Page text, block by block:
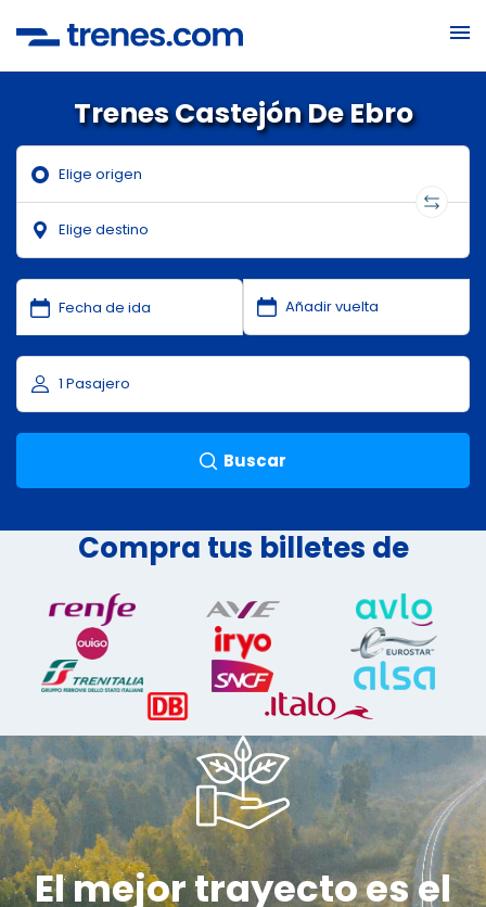
Trenes Castejón De Ebro
Buscar
Compra tus billetes de
El mejor trayecto es el